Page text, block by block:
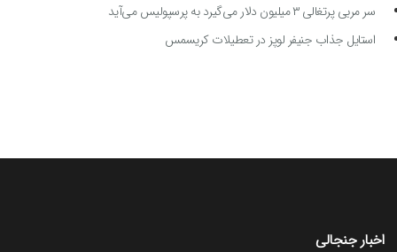
سر مربی پرتغالی ۳ میلیون دلار می‌گیرد به پرسپولیس می‌آید
استایل جذاب جنیفر لوپز در تعطیلات کریسمس
اخبار جنجالی